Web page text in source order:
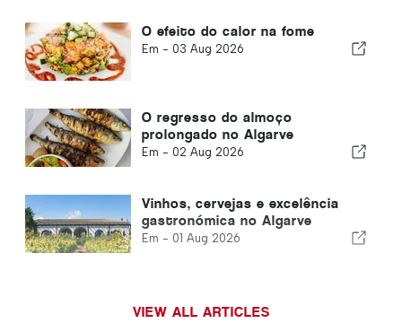
O efeito do calor na fome
Em - 03 Aug 2026
O regresso do almoço
prolongado no Algarve
Em - 02 Aug 2026
Vinhos, cervejas e excelência
gastronómica no Algarve
Em - 01 Aug 2026
VIEW ALL ARTICLES